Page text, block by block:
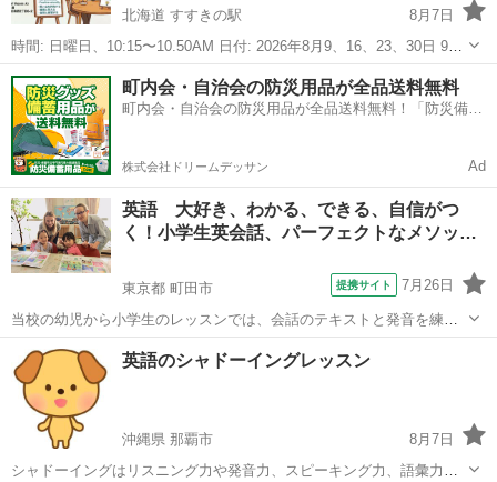
北海道 すすきの駅
8月7日
時間: 日曜日、10:15〜10.50AM 日付: 2026年8月9、16、23、30日 9月
6、13、20、27日 10月4、11、18、25日 Hello! 日曜の朝、カジュアル
な英語おしゃべりから1日を始...
北海道 札幌市 すすきの駅 英会話 教会
町内会・自治会の防災用品が全品送料無料
町内会・自治会の防災用品が全品送料無料！「防災備蓄
株式会社ドリームデッサン Ad
英語 大好き、わかる、できる、自信がつ
く！小学生英会話、パーフェクトなメソッ
東京都 町田市 提携サイト 7月26日
当校の幼児から小学生のレッスンでは、会話のテキストと発音を練習
するテキストを併用しています。会話テキストでは身近な日常の行動
や学校生活、友達同士の会話に役立つ受け答えの仕方など、実際によ
くある場面を取り上げ、すぐに役立つ会話...
東京 町田市 英会話
英語のシャドーイングレッスン
沖縄県 那覇市
8月7日
シャドーイングはリスニング力や発音力、スピーキング力、語彙力、